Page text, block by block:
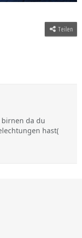
Teilen
birnen da du
hast(